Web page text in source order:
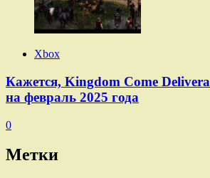
Xbox
Кажется, Kingdom Come
на февраль 2025 года
0
Метки